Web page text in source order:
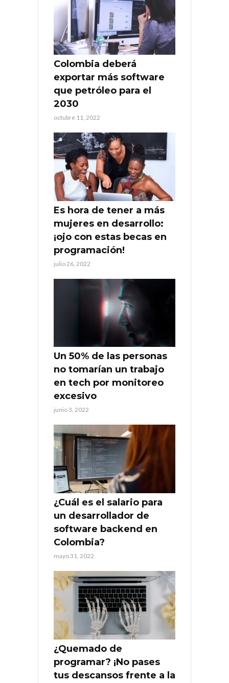
Colombia deberá
exportar más software
que petróleo para el
2030
octubre 11, 2022
Es hora de tener a más
mujeres en desarrollo:
¡ojo con estas becas en
programación!
julio 26, 2022
Un 50% de las personas
no tomarían un trabajo
en tech por monitoreo
excesivo
junio 3, 2022
¿Cuál es el salario para
un desarrollador de
software backend en
Colombia?
mayo 31, 2022
¿Quemado de
programar? ¡No pases
tus descansos frente a la